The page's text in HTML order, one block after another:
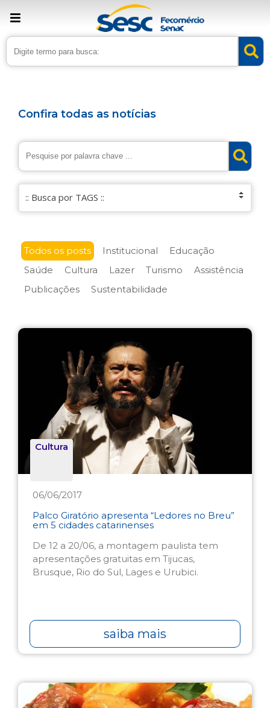
Confira todas as notícias
Todos os posts Institucional
Educação
Saúde
Cultura Lazer Turismo
Assistência
Publicações
Sustentabilidade
Cultura
06/06/2017
Palco Giratório apresenta “Ledores no Breu”
em 5 cidades catarinenses
De 12 a 20/06, a montagem paulista tem
apresentações gratuitas em Tijucas,
Brusque, Rio do Sul, Lages e Urubici.
saiba mais